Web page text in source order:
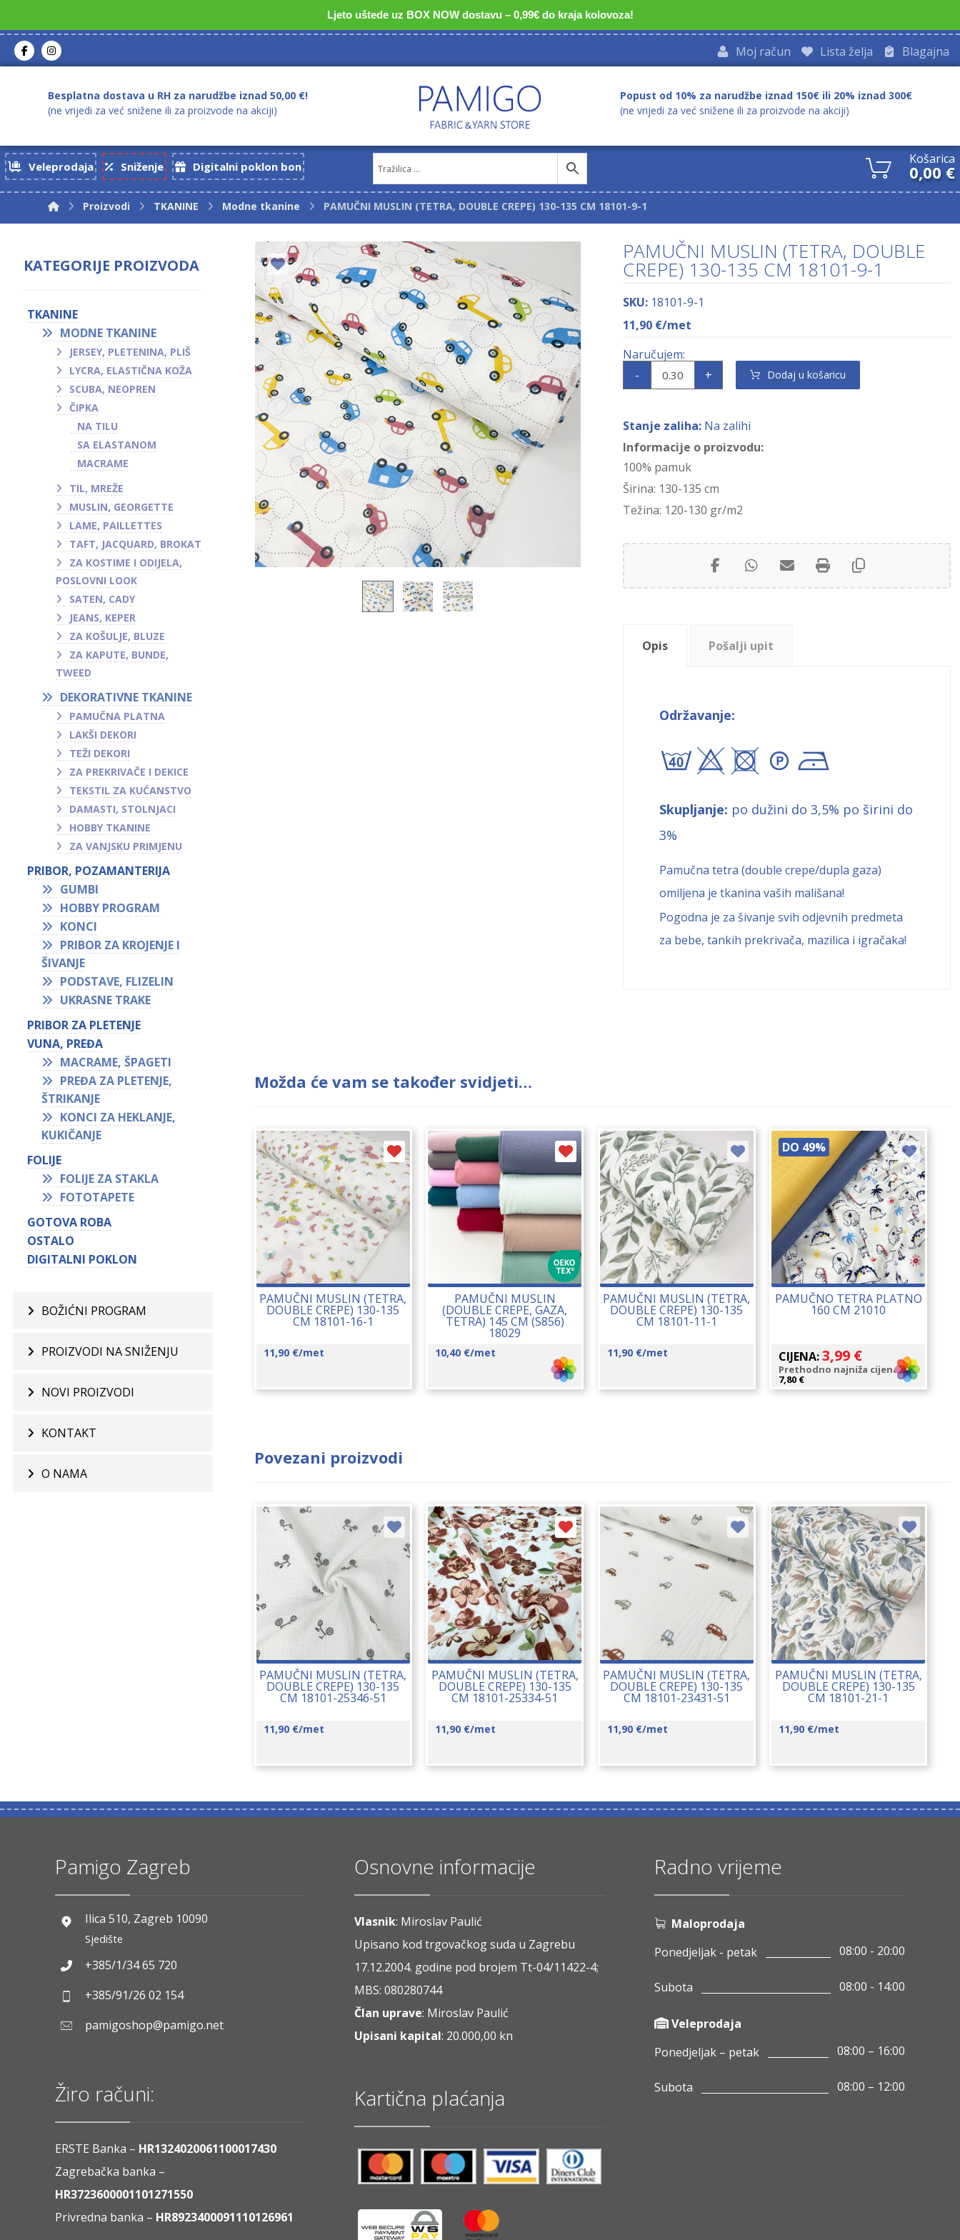
Ljeto uštede uz BOX NOW dostavu – 0,99€ do kraja kolovoza!
Blagajna
Lista želja
Moj račun
Besplatna dostava u RH za narudžbe iznad 50,00 €!
(ne vrijedi za već snižene ili za proizvode na akciji)
Popust od 10% za narudžbe iznad 150€ ili 20% iznad 300€
(ne vrijedi za već snižene ili za proizvode na akciji)
Veleprodaja Sniženje Digitalni poklon bon Košarica
0,00 €
Proizvodi TKANINE Modne tkanine PAMUČNI MUSLIN (TETRA, DOUBLE CREPE) 130-135 CM 18101-9-1
PAMUČNI MUSLIN (TETRA, DOUBLE
CREPE) 130-135 CM 18101-9-1
SKU: 18101-9-1
11,90 €/met
- + Dodaj u košaricu
Stanje zaliha: Na zalihi
Informacije o proizvodu:
100% pamuk
Širina: 130-135 cm
Težina: 120-130 gr/m2
Opis Pošalji upit
Održavanje:
bx+A!
Skupljanje: po dužini do 3,5% po širini do
3%
Pamučna tetra (double crepe/dupla gaza)
omiljena je tkanina vaših mališana!
Pogodna je za šivanje svih odjevnih predmeta
za bebe, tankih prekrivača, mazilica i igračaka!
Možda će vam se također svidjeti…
PAMUČNI MUSLIN (TETRA,
DOUBLE CREPE) 130-135
CM 18101-16-1
11,90 €/met
PAMUČNI MUSLIN
(DOUBLE CREPE, GAZA,
TETRA) 145 CM (S856)
18029
10,40 €/met
PAMUČNI MUSLIN (TETRA,
DOUBLE CREPE) 130-135
CM 18101-11-1
11,90 €/met
DO 49%
PAMUČNO TETRA PLATNO
160 CM 21010
CIJENA:3,99 €
Prethodno najniža cijena:
7,80 €
Povezani proizvodi
PAMUČNI MUSLIN (TETRA,
DOUBLE CREPE) 130-135
CM 18101-25346-51
11,90 €/met
PAMUČNI MUSLIN (TETRA,
DOUBLE CREPE) 130-135
CM 18101-25334-51
11,90 €/met
PAMUČNI MUSLIN (TETRA,
DOUBLE CREPE) 130-135
CM 18101-23431-51
11,90 €/met
PAMUČNI MUSLIN (TETRA,
DOUBLE CREPE) 130-135
CM 18101-21-1
11,90 €/met
KATEGORIJE PROIZVODA
TKANINE
MODNE TKANINE
JERSEY, PLETENINA, PLIŠ
LYCRA, ELASTIČNA KOŽA
SCUBA, NEOPREN
ČIPKA
NA TILU
SA ELASTANOM
MACRAME
TIL, MREŽE
MUSLIN, GEORGETTE
LAME, PAILLETTES
TAFT, JACQUARD, BROKAT
ZA KOSTIME I ODIJELA,
POSLOVNI LOOK
SATEN, CADY
JEANS, KEPER
ZA KOŠULJE, BLUZE
ZA KAPUTE, BUNDE,
TWEED
DEKORATIVNE TKANINE
PAMUČNA PLATNA
LAKŠI DEKORI
TEŽI DEKORI
ZA PREKRIVAČE I DEKICE
TEKSTIL ZA KUĆANSTVO
DAMASTI, STOLNJACI
HOBBY TKANINE
ZA VANJSKU PRIMJENU
PRIBOR, POZAMANTERIJA
GUMBI
HOBBY PROGRAM
KONCI
PRIBOR ZA KROJENJE I
ŠIVANJE
PODSTAVE, FLIZELIN
UKRASNE TRAKE
PRIBOR ZA PLETENJE
VUNA, PREĐA
MACRAME, ŠPAGETI
PREĐA ZA PLETENJE,
ŠTRIKANJE
KONCI ZA HEKLANJE,
KUKIČANJE
FOLIJE
FOLIJE ZA STAKLA
FOTOTAPETE
GOTOVA ROBA
OSTALO
DIGITALNI POKLON
BOŽIĆNI PROGRAM
PROIZVODI NA SNIŽENJU
NOVI PROIZVODI
KONTAKT
O NAMA
Pamigo Zagreb
Ilica 510, Zagreb 10090
Sjedište
+385/1/34 65 720
+385/91/26 02 154
pamigoshop@pamigo.net
Žiro računi:
ERSTE Banka – HR1324020061100017430
Zagrebačka banka –
HR3723600001101271550
Privredna banka – HR8923400091110126961
Osnovne informacije
Vlasnik: Miroslav Paulić
Upisano kod trgovačkog suda u Zagrebu
17.12.2004. godine pod brojem Tt-04/11422-4;
MBS: 080280744
Član uprave: Miroslav Paulić
Upisani kapital: 20.000,00 kn
Kartična plaćanja
Radno vrijeme
Maloprodaja
Ponedjeljak - petak
08:00 - 20:00
Subota 08:00 - 14:00
Veleprodaja
Ponedjeljak – petak
08:00 – 16:00
Subota 08:00 – 12:00